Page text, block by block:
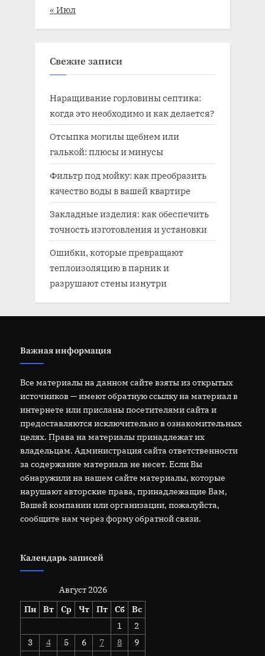
« Июл
Свежие записи
Наращивание горловины септика:
когда это необходимо и как делается?
Отсыпка могилы щебнем или
галькой: плюсы и минусы
Фильтр под мойку: как преобразить
качество воды в вашей квартире
Закладные изделия: как обеспечить
точность изготовления и установки
Ошибки, которые превращают
теплоизоляцию в парник и
разрушают стены изнутри
Важная информация
Все материалы на данном сайте взяты из открытых
источников — имеют обратную ссылку на материал в
интернете или присланы посетителями сайта и
предоставляются исключительно в ознакомительных
целях. Права на материалы принадлежат их
владельцам. Администрация сайта ответственности
за содержание материала не несет. Если Вы
обнаружили на нашем сайте материалы, которые
нарушают авторские права, принадлежащие Вам,
Вашей компании или организации, пожалуйста,
сообщите нам через форму обратной связи.
Календарь записей
Август 2026
Пн
Вт Ср Чт Пт Сб
Вс
1
2
3
4 5 6 7 8
9